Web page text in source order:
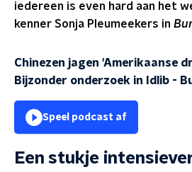
iedereen is even hard aan het
kenner Sonja Pleumeekers in
Chinezen jagen 'Amerikaanse
Bijzonder onderzoek in Idlib -
Speel podcast af
Een stukje